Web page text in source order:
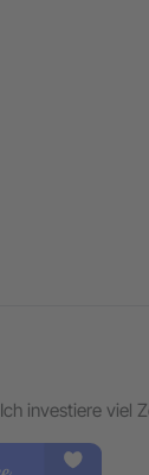
Ich investiere viel